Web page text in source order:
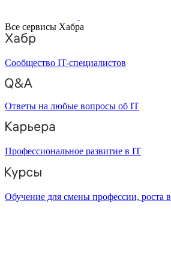
Все сервисы Хабра
Сообщество IT-специалистов
Ответы на любые вопросы об IT
Профессиональное развитие в IT
Обучение для смены профессии, роста